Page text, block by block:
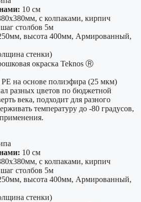
10 см
с колпаками, кирпич
столбов 5м
высота 400мм, Армированный,
стенки)
окраска Teknos Ⓡ
на основе полиэфира (25 мкм)
разных цветов по бюджетной
века, подходит для разного
температуру до -80 градусов,
10 см
с колпаками, кирпич
столбов 5м
высота 400мм, Армированный,
стенки)